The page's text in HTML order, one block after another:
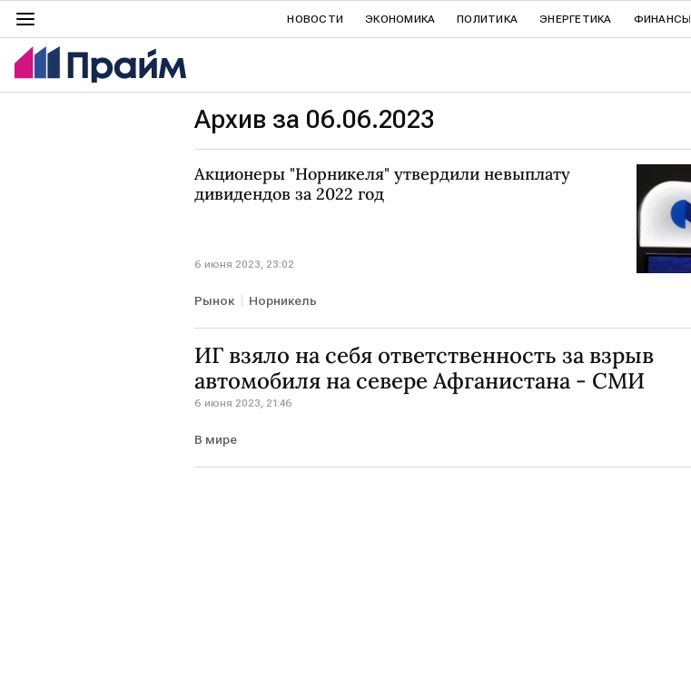
НОВОСТИ ЭКОНОМИКА ПОЛИТИКА ЭНЕРГЕТИКА ФИНАНСЫ
Архив за 06.06.2023
Акционеры "Норникеля" утвердили невыплату
дивидендов за 2022 год
6 июня 2023, 23:02
Рынок Норникель
ИГ взяло на себя ответственность за взрыв
автомобиля на севере Афганистана - СМИ
6 июня 2023, 21:46
В мире